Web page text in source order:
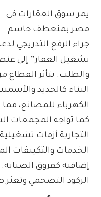
يمر سوق العقارات في
مصر بمنعطف حاسم
جراء الرفع التدريجي
تشغيل العقار” إلى
والطلب. يتأثر القطاع
البناء كالحديد
الكهرباء للمصانع،
كما تواجه المجمعات
التجارية أزمات
الخدمات والتكييفات
إضافية كفروق الصيانة.
الركود التضخمي